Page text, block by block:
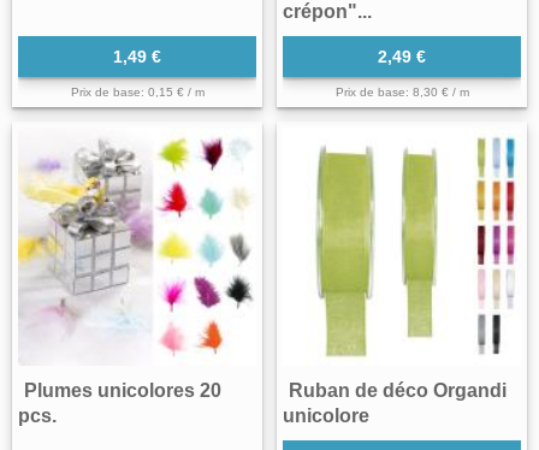
1,49 €
Prix de base: 0,15 € / m
crépon"...
2,49 €
Prix de base: 8,30 € / m
Plumes unicolores 20
pcs.
Ruban de déco Organdi
unicolore